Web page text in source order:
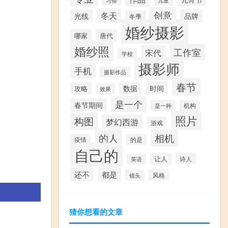
光线
冬天 冬季 创意 品牌
哪家 唐代 婚纱摄影
婚纱照 学校 宋代 工作室
手机 摄影作品 摄影师
攻略 效果 数据 时间 春节
春节期间 是一个 是一种 机构
构图 梦幻西游 游戏 照片
疫情 的人 的是 相机
自己的 英语 让人 诗人
还不 都是 镜头 风格
猜你想看的文章